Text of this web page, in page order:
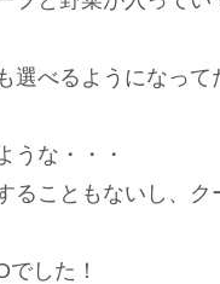
選べるようになって
うな・・・
ることもないし、
した！